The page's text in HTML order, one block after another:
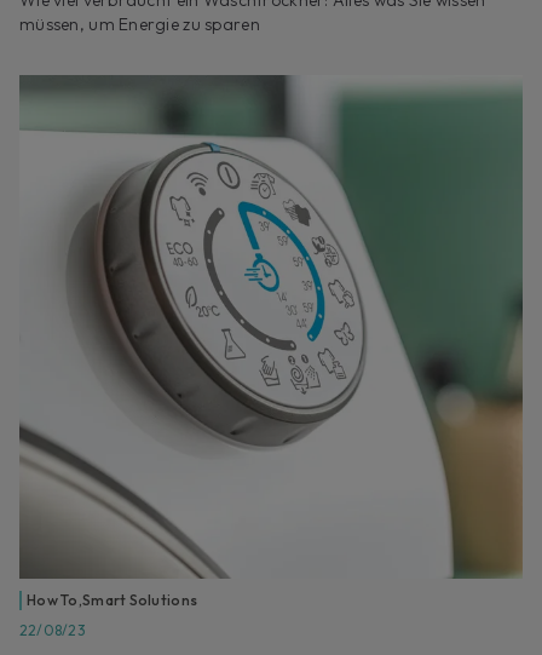
müssen, um Energie zu sparen
How To ,Smart Solutions
22/08/23